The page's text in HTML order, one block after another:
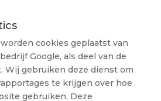
cookies geplaatst van
Google, als deel van de
Wij gebruiken deze dienst om
te krijgen over hoe
gebruiken. Deze